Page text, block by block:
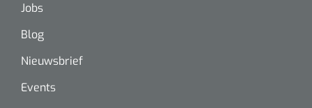
Jobs
Blog
Nieuwsbrief
Events